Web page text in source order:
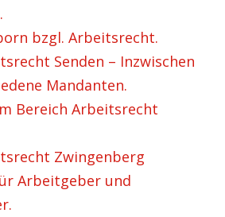
bzgl. Arbeitsrecht.
Senden – Inzwischen
Mandanten.
Bereich Arbeitsrecht
Zwingenberg
Arbeitgeber und